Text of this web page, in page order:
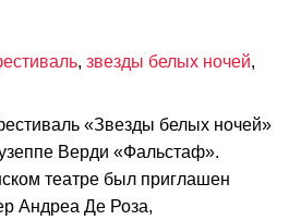
, звезды белых ночей,
«Звезды белых ночей»
Верди «Фальстаф».
театре был приглашен
Андреа Де Роза,